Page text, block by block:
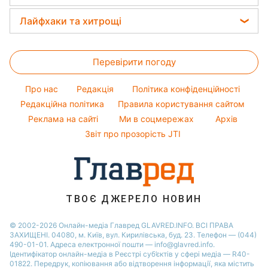
Потап
Софія Ротару
Новини Житомира
Новини Одеси
Новини Харкова
Модні помилки
Легкі десерти
Тести по картинці
Оптичні ілюзії
Народні прикмети
Усе про шоу-бізнес
Прогноз погоди
Магнітні бурі
Погода на сьогодні
Погода на завтра
Пилова буря
Лайфхаки та хитрощі
Прибирання
Кімнатні рослини
Авто
Перевірити погоду
Про нас Редакція
Політика конфіденційності
Редакційна політика
Правила користування сайтом
Реклама на сайті
Ми в соцмережах
Архів
Звіт про прозорість JTI
ТВОЄ ДЖЕРЕЛО НОВИН
© 2002-2026 Онлайн-медіа Главред GLAVRED.INFO. ВСІ ПРАВА
ЗАХИЩЕНІ. 04080, м. Київ, вул. Кирилівська, буд. 23. Телефон — (044)
490-01-01. Адреса електронної пошти — info@glavred.info.
Ідентифікатор онлайн-медіа в Реєстрі суб’єктів у сфері медіа — R40-
01822. Передрук, копіювання або відтворення інформації, яка містить